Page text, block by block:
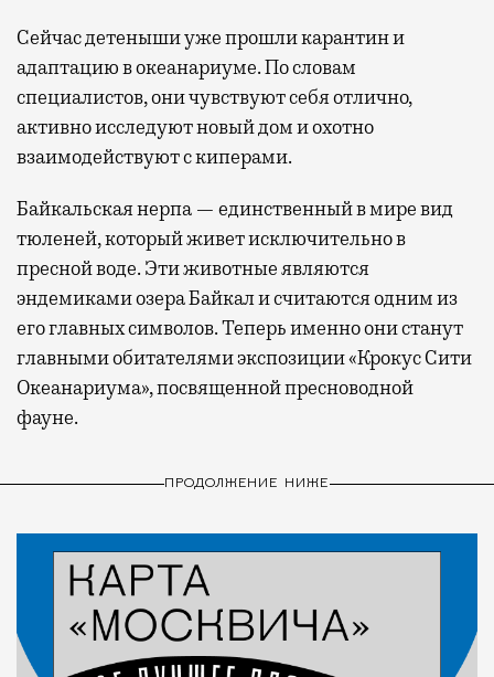
Сейчас детеныши уже прошли карантин и
адаптацию в океанариуме. По словам
специалистов, они чувствуют себя отлично,
активно исследуют новый дом и охотно
взаимодействуют с киперами.
Байкальская нерпа — единственный в мире вид
тюленей, который живет исключительно в
пресной воде. Эти животные являются
эндемиками озера Байкал и считаются одним из
его главных символов. Теперь именно они станут
главными обитателями экспозиции «Крокус Сити
Океанариума», посвященной пресноводной
фауне.
ПРОДОЛЖЕНИЕ НИЖЕ